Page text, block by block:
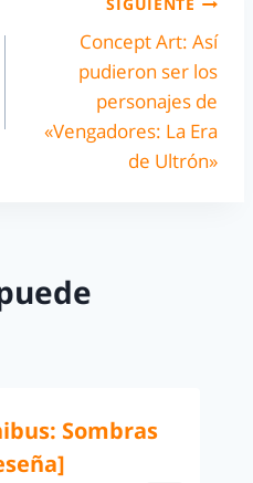
Concept Art: Así
pudieron ser los
personajes de
«Vengadores: La Era
de Ultrón»
Sombras